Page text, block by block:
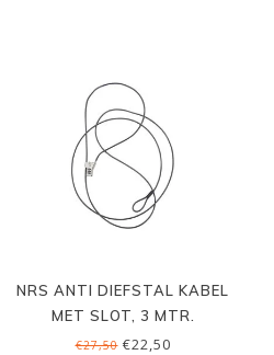
NRS ANTI DIEFSTAL KABEL
MET SLOT, 3 MTR.
€27,50€22,50